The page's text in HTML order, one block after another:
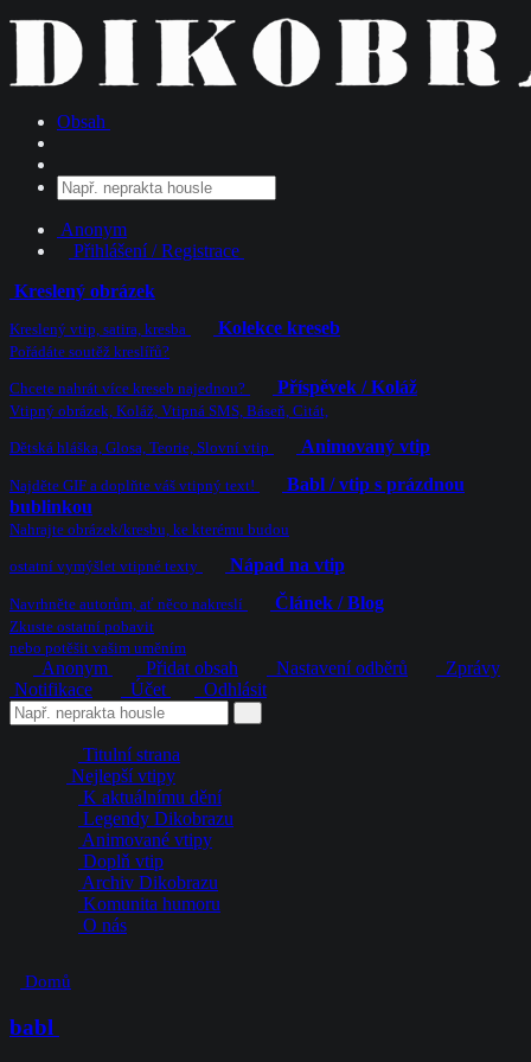
Obsah
Anonym
Přihlášení / Registrace
Kreslený obrázek
Kreslený vtip, satira, kresba Kolekce kreseb
Pořádáte soutěž kreslířů?
Chcete nahrát více kreseb najednou? Příspěvek / Koláž
Vtipný obrázek, Koláž, Vtipná SMS, Báseň, Citát,
Dětská hláška, Glosa, Teorie, Slovní vtip Animovaný vtip
Najděte GIF a doplňte váš vtipný text!
Babl / vtip s prázdnou
bublinkou
Nahrajte obrázek/kresbu, ke kterému budou
ostatní vymýšlet vtipné texty Nápad na vtip
Navrhněte autorům, ať něco nakreslí Článek / Blog
Zkuste ostatní pobavit
nebo potěšit vašim uměním
Anonym Přidat obsah Nastavení odběrů
Zprávy
Notifikace
Účet Odhlásit
Titulní strana
Nejlepší vtipy
K aktuálnímu dění
Legendy Dikobrazu
Animované vtipy
Doplň vtip
Archiv Dikobrazu
Komunita humoru
O nás
Domů
babl